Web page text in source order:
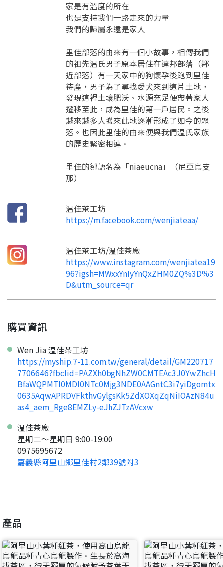
家是有溫度的所在
也是支持我們一路走來的力量
我們的歸屬永遠是家人
里佳部落的由來有一個小故事，相傳我們
的祖先温氏男子原本居住在達邦部落（鄰
近部落）有一天家中的狗懷孕後跑到里佳
待產，男子為了尋找愛犬來到這片土地，
發現這裡土壤肥沃、水源充足便帶著家人
遷移至此，成為里佳的第一戶居民。之後
越來越多人搬來此地逐漸形成了如今的聚
落。也因此里佳的由來便與我們温氏家族
的歷史緊密相連。
里佳的鄒語名為「niaeucna」（尼亞烏支
那）
温佳茶工坊
https://m.facebook.com/wenjiateaa/
温佳茶工坊/温佳茶廠
https://www.instagram.com/wenjiatea19
96?igsh=MWxxYnIyYnQxZHM0ZQ%3D%3
D&utm_source=qr
購買資訊
Wen Jia 温佳茶工坊
https://myship.7-11.com.tw/general/detail/GM220717
7706646?fbclid=PAZXh0bgNhZW0CMTEAc3J0YwZhcH
BfaWQPMTI0MDI0NTc0Mjg3NDE0AAGntC3i7yiDgomtx
0635AqwAPRDVFkthvGylgsKk5ZdXOXqZqNiIOAzN84u
as4_aem_Rge8EMZLy-eJhZJTzAVcxw
温佳茶廠
星期二～星期日 9:00-19:00
0975695672
嘉義縣阿里山鄉里佳村2鄰39號附3
產品
要註冊嗎？
只要驗證手機號碼就能完成註冊。
返回 繼續註冊
請加入LINE好友
請掃描或點擊 QR code
才能繼續註冊喔。
註冊完成
註冊完成了！
填寫申請資料
訊息
要申請新產品嗎？
您的申請資料正在等候審查中，
查看申請進度 申請新產品
看看申請教學吧！
點擊「直接申請」按鈕開始填寫申請表。